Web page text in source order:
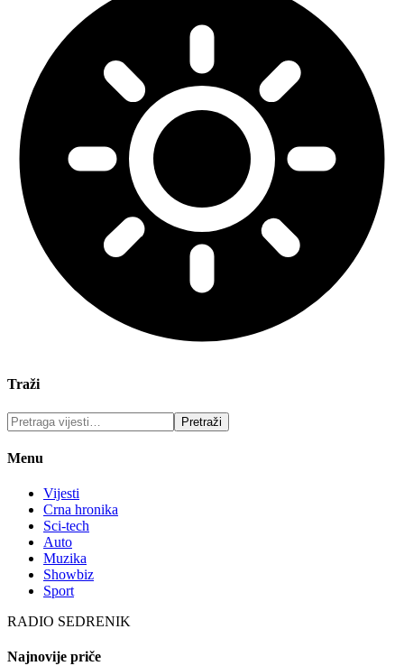
Traži
Menu
Vijesti
Crna hronika
Sci-tech
Auto
Muzika
Showbiz
Sport
RADIO SEDRENIK
Najnovije priče